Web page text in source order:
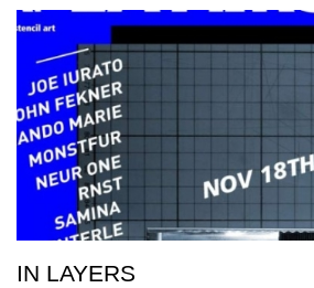
IN LAYERS